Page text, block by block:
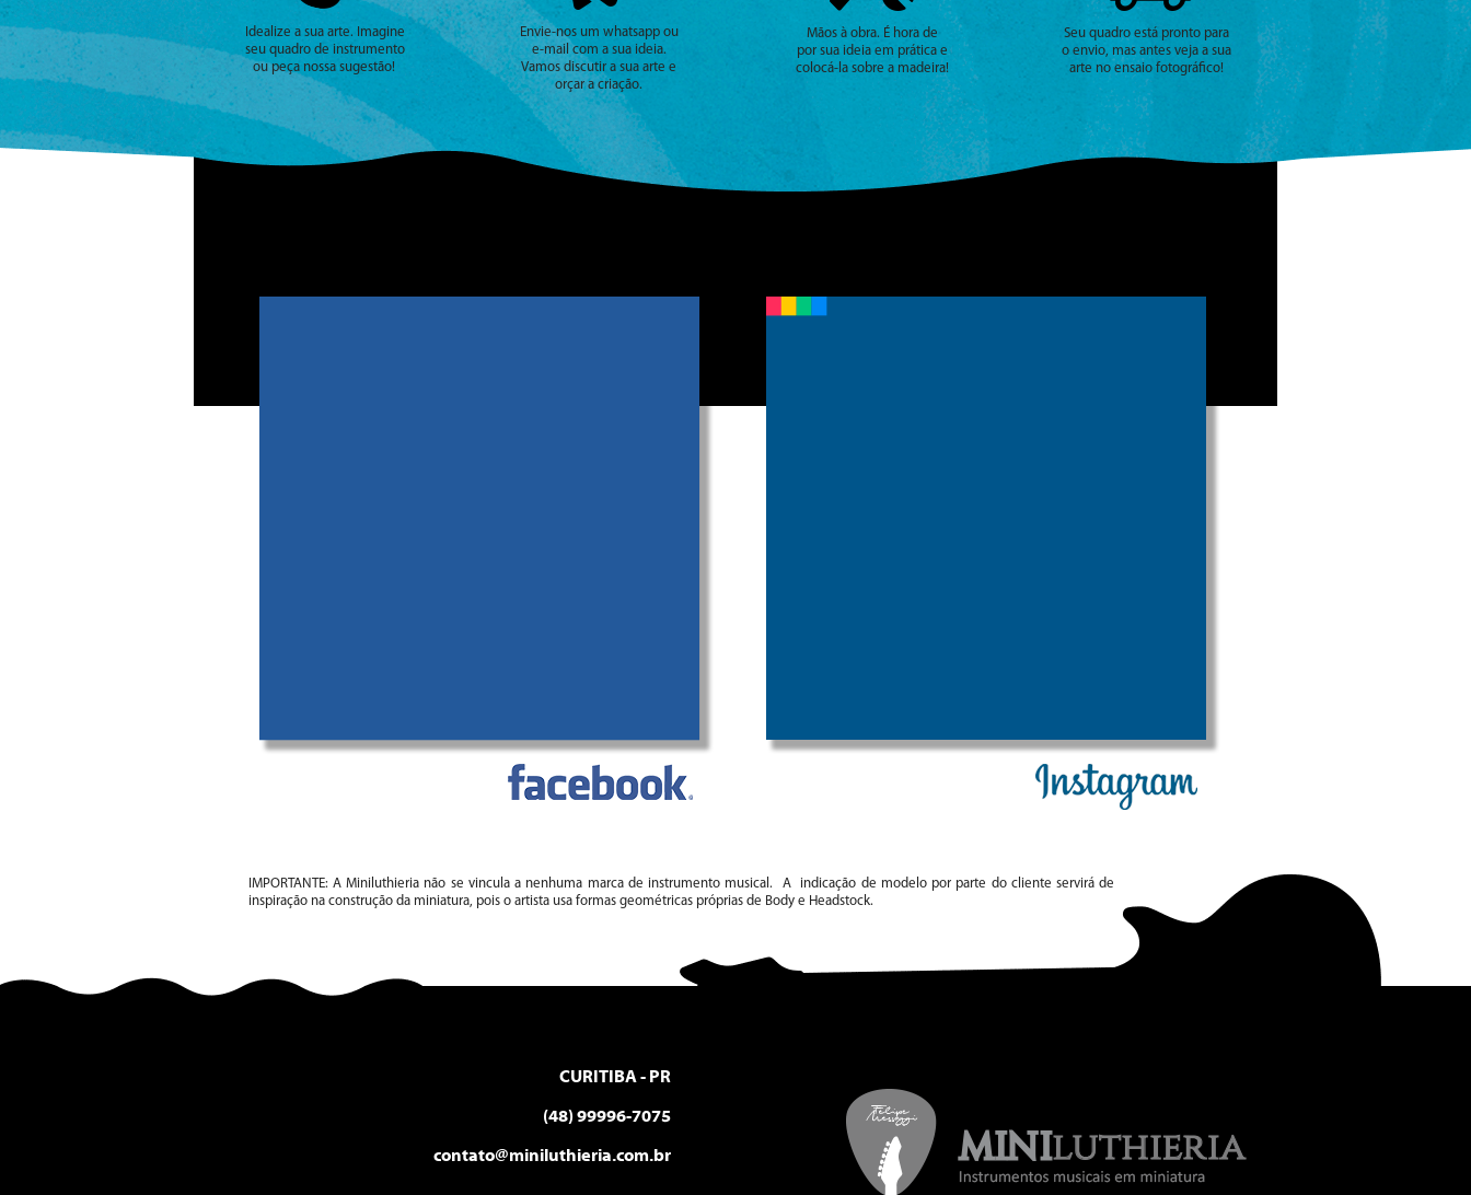
Idealize a sua arte. Imagine
seu quadro de instrumento
ou peça nossa sugestão!
Envie-nos um whatsapp ou
e-mail com a sua ideia.
Vamos discutir a sua arte e
orçar a criação.
Mãos à obra. É hora de
por sua ideia em prática e
colocá-la sobre a madeira!
Seu quadro está pronto para
o envio, mas antes veja a sua
arte no ensaio fotográfico!
IMPORTANTE: A Miniluthieria não se vincula a nenhuma marca de instrumento musical. A indicação de modelo por parte do cliente servirá de
inspiração na construção da miniatura, pois o artista usa formas geométricas próprias de Body e Headstock.
CURITIBA - PR
(48) 99996-7075
contato@miniluthieria.com.br